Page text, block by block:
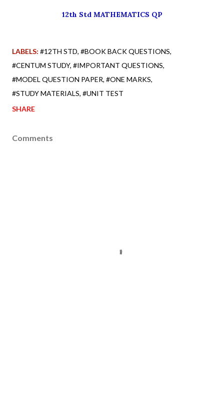
12th Std MATHEMATICS QP
LABELS: #12TH STD #BOOK BACK QUESTIONS
#CENTUM STUDY #IMPORTANT QUESTIONS
#MODEL QUESTION PAPER #ONE MARKS
#STUDY MATERIALS #UNIT TEST
SHARE
Comments